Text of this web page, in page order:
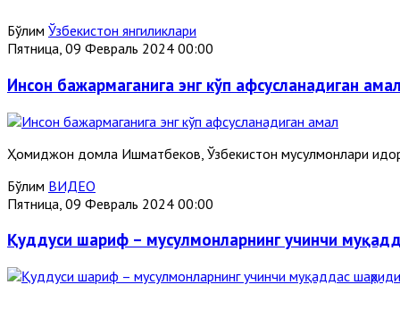
Бўлим Ўзбекистон янгиликлари
Пятница, 09 Февраль 2024 00:00
Инсон бажармаганига энг кўп афсусланадиган
Ҳомиджон домла Ишматбеков, Ўзбекистон мусулмонлари
Бўлим ВИДЕО
Пятница, 09 Февраль 2024 00:00
Қуддуси шариф – мусулмонларнинг учинчи